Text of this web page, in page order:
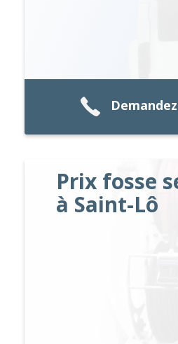
Prix fosse
à Saint-Lô